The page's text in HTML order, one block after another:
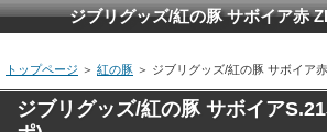
ジブリグッズ/紅の豚 サボイア赤
トップページ ＞ 紅の豚 ＞ ジブリグッズ/紅の豚 サボイア
ジブリグッズ/紅の豚 サボイア